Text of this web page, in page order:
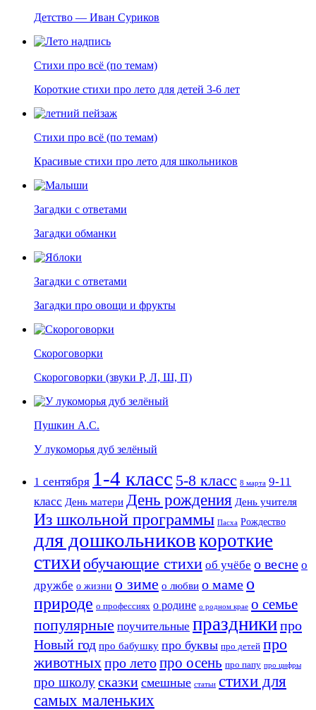
Детство — Иван Суриков
Стихи про всё (по темам)
Короткие стихи про лето для детей 3-6 лет
Стихи про всё (по темам)
Красивые стихи про лето для школьников
Загадки с ответами
Загадки обманки
Загадки с ответами
Загадки про овощи и фрукты
Скороговорки
Скороговорки (звуки Р, Л, Ш, П)
Пушкин А.С.
У лукоморья дуб зелёный
1 сентября 1-4 класс 5-8 класс 8 марта 9-11
класс День матери День рождения День учителя
Из школьной программы Пасха Рождество
для дошкольниковкороткие
стихиобучающие стихи об учёбе о весне о
дружбе о жизни о зиме о любви о маме о
природе о профессиях о родине о родном крае о семье
популярные поучительные праздникипро
Новый год про бабушку про буквы про детей про
животныхпро летопро осень про папу про цифры
про школусказки смешные статьи стихи для
самых маленьких